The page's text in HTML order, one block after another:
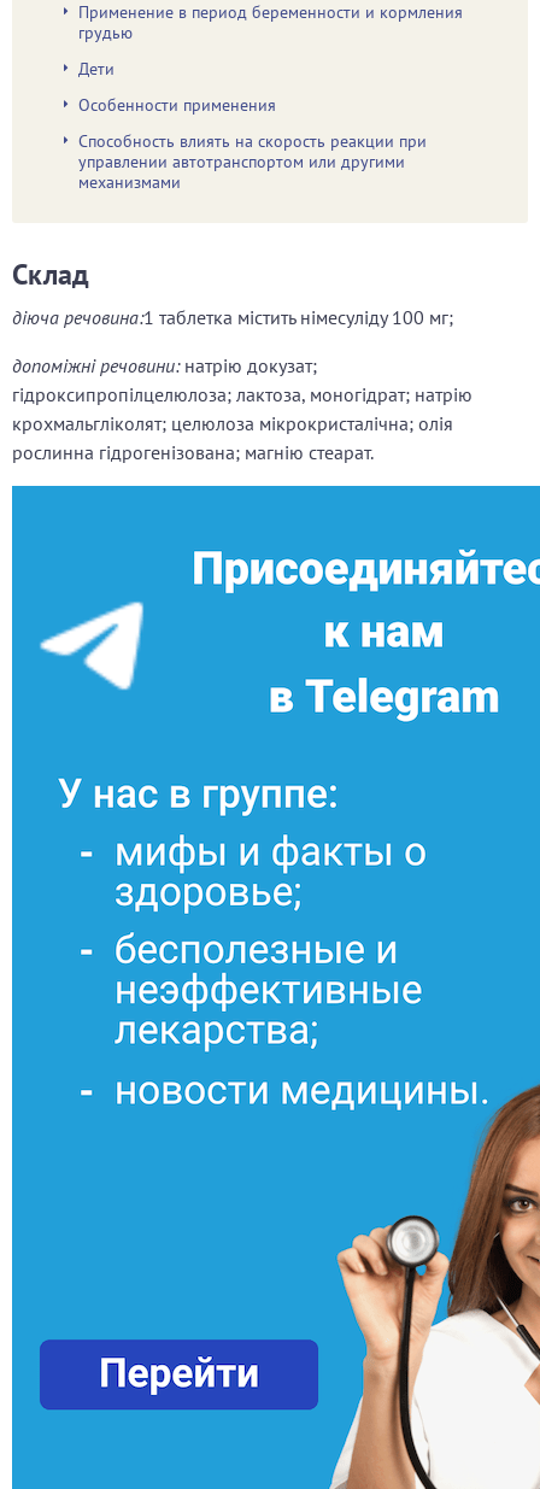
Применение в период беременности и кормления
грудью
Дети
Особенности применения
Способность влиять на скорость реакции при
управлении автотранспортом или другими
механизмами
Склад
діюча речовина:1 таблетка містить німесуліду 100 мг;
допоміжні речовини:натрію докузат;
гідроксипропілцелюлоза; лактоза, моногідрат; натрію
крохмальгліколят; целюлоза мікрокристалічна; олія
рослинна гідрогенізована; магнію стеарат.